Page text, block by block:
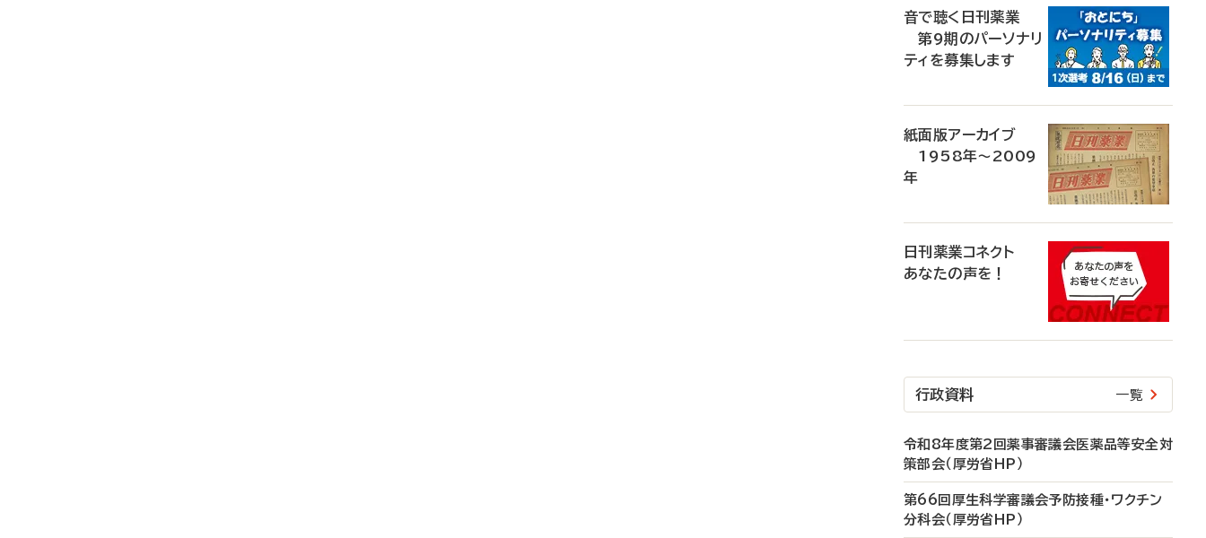
音で聴く日刊薬業
第9期のパーソナリ
ティを募集します
紙面版アーカイブ
1958年～2009
年
日刊薬業コネクト
あなたの声を！
行政資料 一覧
令和8年度第2回薬事審議会医薬品等安全対
策部会（厚労省HP）
第66回厚生科学審議会予防接種・ワクチン
分科会（厚労省HP）